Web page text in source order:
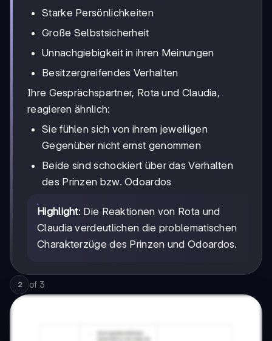
Starke Persönlichkeiten
Große Selbstsicherheit
Unnachgiebigkeit in ihren Meinungen
Besitzergreifendes Verhalten
Ihre Gesprächspartner, Rota und Claudia,
reagieren ähnlich:
Sie fühlen sich von ihrem jeweiligen
Gegenüber nicht ernst genommen
Beide sind schockiert über das Verhalten
des Prinzen bzw. Odoardos
Highlight: Die Reaktionen von Rota und
Claudia verdeutlichen die problematischen
Charakterzüge des Prinzen und Odoardos.
2 of 3